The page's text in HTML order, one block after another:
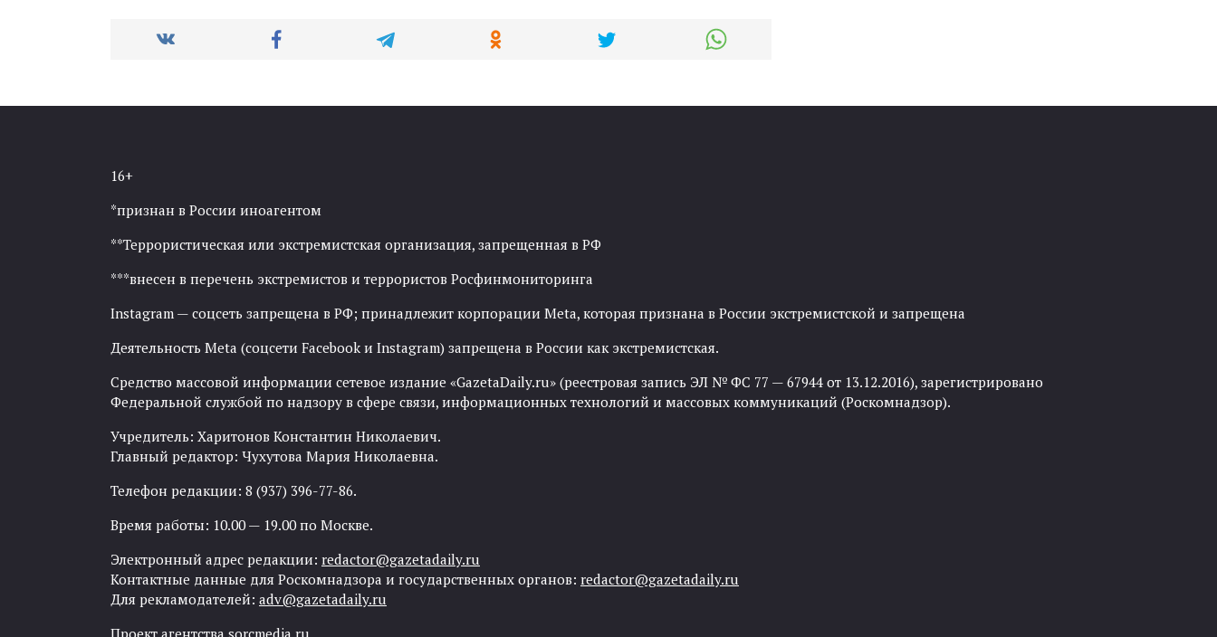
16+
*признан в России иноагентом
**Террористическая или экстремистская организация, запрещенная в РФ
***внесен в перечень экстремистов и террористов Росфинмониторинга
Instagram — соцсеть запрещена в РФ; принадлежит корпорации Meta, которая признана в России экстремистской и запрещена
Деятельность Meta (соцсети Facebook и Instagram) запрещена в России как экстремистская.
Средство массовой информации сетевое издание «GazetaDaily.ru» (реестровая запись ЭЛ № ФС 77 — 67944 от 13.12.2016), зарегистрировано
Федеральной службой по надзору в сфере связи, информационных технологий и массовых коммуникаций (Роскомнадзор).
Учредитель: Харитонов Константин Николаевич.
Главный редактор: Чухутова Мария Николаевна.
Телефон редакции: 8 (937) 396-77-86.
Время работы: 10.00 — 19.00 по Москве.
Электронный адрес редакции: redactor@gazetadaily.ru
Контактные данные для Роскомнадзора и государственных органов: redactor@gazetadaily.ru
Для рекламодателей: adv@gazetadaily.ru
Проект агентства sorcmedia.ru